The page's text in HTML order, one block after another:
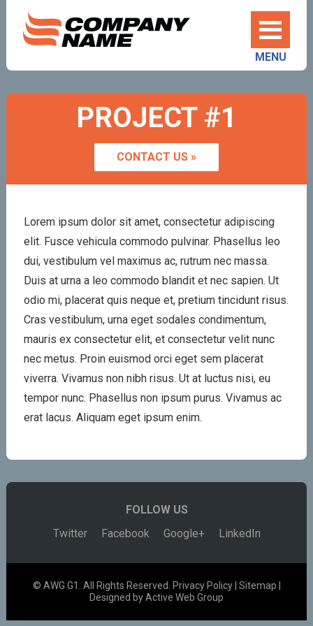
MENU
PROJECT #1
CONTACT US »
Lorem ipsum dolor sit amet, consectetur adipiscing
elit. Fusce vehicula commodo pulvinar. Phasellus leo
dui, vestibulum vel maximus ac, rutrum nec massa.
Duis at urna a leo commodo blandit et nec sapien. Ut
odio mi, placerat quis neque et, pretium tincidunt risus.
Cras vestibulum, urna eget sodales condimentum,
mauris ex consectetur elit, et consectetur velit nunc
nec metus. Proin euismod orci eget sem placerat
viverra. Vivamus non nibh risus. Ut at luctus nisi, eu
tempor nunc. Phasellus non ipsum purus. Vivamus ac
erat lacus. Aliquam eget ipsum enim.
FOLLOW US
Twitter
Facebook Google+ LinkedIn
© AWG G1. All Rights Reserved. Privacy Policy| Sitemap
Designed by Active Web Group